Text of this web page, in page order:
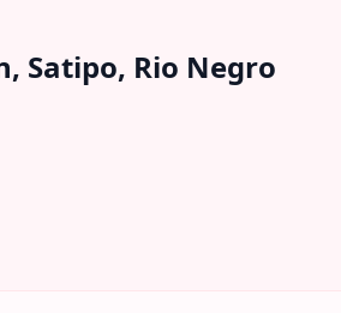
Satipo, Rio Negro